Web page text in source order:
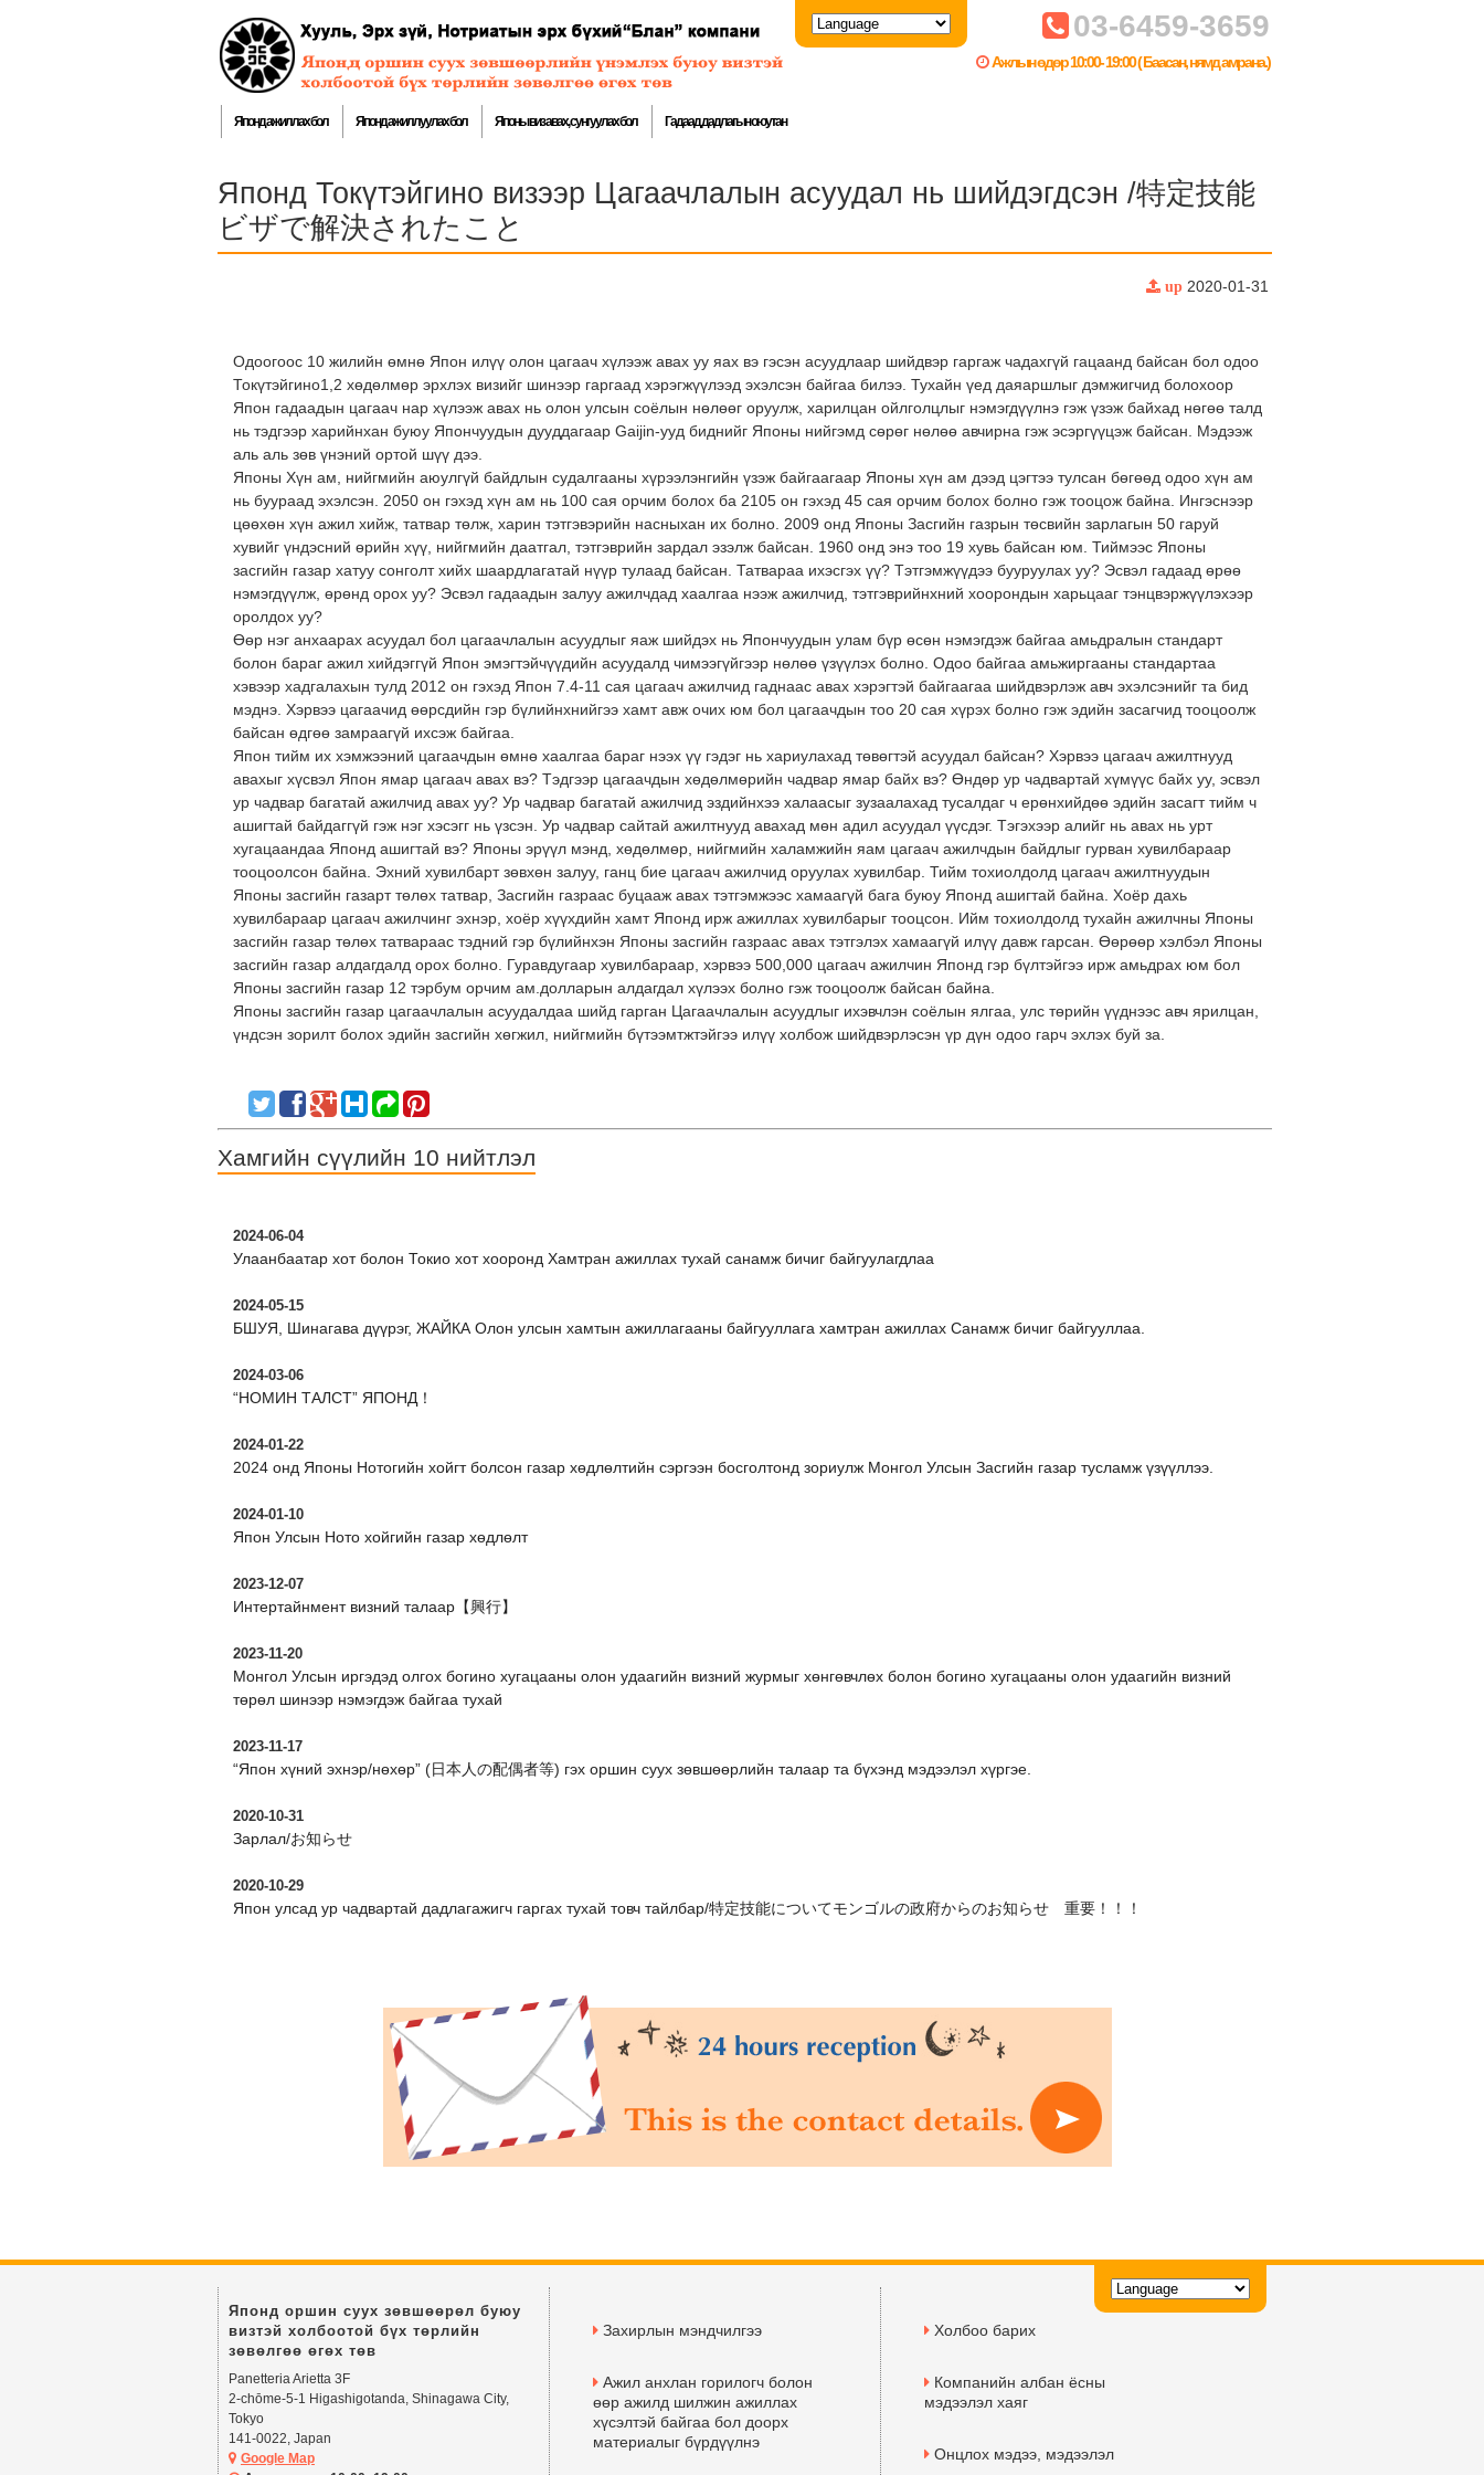
03-6459-3659
Ажлын өдөр 10:00- 19:00 ( Баасан, нямд амрана.)
Японд ажиллах бол Японд ажиллуулах бол Японы виз авах, сунгуулах бол Гадаад дадлагын оюутан
Японд Токүтэйгино визээр Цагаачлалын асуудал нь шийдэгдсэн /特定技能
ビザで解決されたこと
up 2020-01-31
Одоогоос 10 жилийн өмнө Япон илүү олон цагаач хүлээж авах уу яах вэ гэсэн асуудлаар шийдвэр гаргаж чадахгүй гацаанд байсан бол одоо
Токүтэйгино1,2 хөдөлмөр эрхлэх визийг шинээр гаргаад хэрэгжүүлээд эхэлсэн байгаа билээ. Тухайн үед даяаршлыг дэмжигчид болохоор
Япон гадаадын цагаач нар хүлээж авах нь олон улсын соёлын нөлөөг оруулж, харилцан ойлголцлыг нэмэгдүүлнэ гэж үзэж байхад нөгөө талд
нь тэдгээр харийнхан буюу Япончуудын дууддагаар Gaijin-ууд биднийг Японы нийгэмд сөрөг нөлөө авчирна гэж эсэргүүцэж байсан. Мэдээж
аль аль зөв үнэний ортой шүү дээ.
Японы Хүн ам, нийгмийн аюулгүй байдлын судалгааны хүрээлэнгийн үзэж байгаагаар Японы хүн ам дээд цэгтээ тулсан бөгөөд одоо хүн ам
нь буураад эхэлсэн. 2050 он гэхэд хүн ам нь 100 сая орчим болох ба 2105 он гэхэд 45 сая орчим болох болно гэж тооцож байна. Ингэснээр
цөөхөн хүн ажил хийж, татвар төлж, харин тэтгэвэрийн насныхан их болно. 2009 онд Японы Засгийн газрын төсвийн зарлагын 50 гаруй
хувийг үндэсний өрийн хүү, нийгмийн даатгал, тэтгэврийн зардал эзэлж байсан. 1960 онд энэ тоо 19 хувь байсан юм. Тиймээс Японы
засгийн газар хатуу сонголт хийх шаардлагатай нүүр тулаад байсан. Татвараа ихэсгэх үү? Тэтгэмжүүдээ бууруулах уу? Эсвэл гадаад өрөө
нэмэгдүүлж, өрөнд орох уу? Эсвэл гадаадын залуу ажилчдад хаалгаа нээж ажилчид, тэтгэврийнхний хоорондын харьцааг тэнцвэржүүлэхээр
оролдох уу?
Өөр нэг анхаарах асуудал бол цагаачлалын асуудлыг яаж шийдэх нь Япончуудын улам бүр өсөн нэмэгдэж байгаа амьдралын стандарт
болон бараг ажил хийдэггүй Япон эмэгтэйчүүдийн асуудалд чимээгүйгээр нөлөө үзүүлэх болно. Одоо байгаа амьжиргааны стандартаа
хэвээр хадгалахын тулд 2012 он гэхэд Япон 7.4-11 сая цагаач ажилчид гаднаас авах хэрэгтэй байгаагаа шийдвэрлэж авч эхэлсэнийг та бид
мэднэ. Хэрвээ цагаачид өөрсдийн гэр бүлийнхнийгээ хамт авж очих юм бол цагаачдын тоо 20 сая хүрэх болно гэж эдийн засагчид тооцоолж
байсан өдгөө замраагүй ихсэж байгаа.
Япон тийм их хэмжээний цагаачдын өмнө хаалгаа бараг нээх үү гэдэг нь хариулахад төвөгтэй асуудал байсан? Хэрвээ цагаач ажилтнууд
авахыг хүсвэл Япон ямар цагаач авах вэ? Тэдгээр цагаачдын хөдөлмөрийн чадвар ямар байх вэ? Өндөр ур чадвартай хүмүүс байх уу, эсвэл
ур чадвар багатай ажилчид авах уу? Ур чадвар багатай ажилчид эздийнхээ халаасыг зузаалахад тусалдаг ч ерөнхийдөө эдийн засагт тийм ч
ашигтай байдаггүй гэж нэг хэсэгг нь үзсэн. Ур чадвар сайтай ажилтнууд авахад мөн адил асуудал үүсдэг. Тэгэхээр алийг нь авах нь урт
хугацаандаа Японд ашигтай вэ? Японы эрүүл мэнд, хөдөлмөр, нийгмийн халамжийн яам цагаач ажилчдын байдлыг гурван хувилбараар
тооцоолсон байна. Эхний хувилбарт зөвхөн залуу, ганц бие цагаач ажилчид оруулах хувилбар. Тийм тохиолдолд цагаач ажилтнуудын
Японы засгийн газарт төлөх татвар, Засгийн газраас буцааж авах тэтгэмжээс хамаагүй бага буюу Японд ашигтай байна. Хоёр дахь
хувилбараар цагаач ажилчинг эхнэр, хоёр хүүхдийн хамт Японд ирж ажиллах хувилбарыг тооцсон. Ийм тохиолдолд тухайн ажилчны Японы
засгийн газар төлөх татвараас тэдний гэр бүлийнхэн Японы засгийн газраас авах тэтгэлэх хамаагүй илүү давж гарсан. Өөрөөр хэлбэл Японы
засгийн газар алдагдалд орох болно. Гуравдугаар хувилбараар, хэрвээ 500,000 цагаач ажилчин Японд гэр бүлтэйгээ ирж амьдрах юм бол
Японы засгийн газар 12 тэрбум орчим ам.долларын алдагдал хүлээх болно гэж тооцоолж байсан байна.
Японы засгийн газар цагаачлалын асуудалдаа шийд гарган Цагаачлалын асуудлыг ихэвчлэн соёлын ялгаа, улс төрийн үүднээс авч ярилцан,
үндсэн зорилт болох эдийн засгийн хөгжил, нийгмийн бүтээмтжтэйгээ илүү холбож шийдвэрлэсэн үр дүн одоо гарч эхлэх буй за.
Хамгийн сүүлийн 10 нийтлэл
2024-06-04
Улаанбаатар хот болон Токио хот хооронд Хамтран ажиллах тухай санамж бичиг байгуулагдлаа
2024-05-15
БШУЯ, Шинагава дүүрэг, ЖАЙКА Олон улсын хамтын ажиллагааны байгууллага хамтран ажиллах Санамж бичиг байгууллаа.
2024-03-06
“НОМИН ТАЛСТ” ЯПОНД！
2024-01-22
2024 онд Японы Нотогийн хойгт болсон газар хөдлөлтийн сэргээн босголтонд зориулж Монгол Улсын Засгийн газар тусламж үзүүллээ.
2024-01-10
Япон Улсын Ното хойгийн газар хөдлөлт
2023-12-07
Интертайнмент визний талаар【興行】
2023-11-20
Монгол Улсын иргэдэд олгох богино хугацааны олон удаагийн визний журмыг хөнгөвчлөх болон богино хугацааны олон удаагийн визний
төрөл шинээр нэмэгдэж байгаа тухай
2023-11-17
“Япон хүний эхнэр/нөхөр” (日本人の配偶者等) гэх оршин суух зөвшөөрлийн талаар та бүхэнд мэдээлэл хүргэе.
2020-10-31
Зарлал/お知らせ
2020-10-29
Япон улсад ур чадвартай дадлагажигч гаргах тухай товч тайлбар/特定技能についてモンゴルの政府からのお知らせ 重要！！！
Японд оршин суух зөвшөөрөл буюу
визтэй холбоотой бүх төрлийн
зөвөлгөө өгөх төв
Panetteria Arietta 3F
2-chōme-5-1 Higashigotanda, Shinagawa City,
Tokyo
141-0022, Japan
Google Map
Захирлын мэндчилгээ
Ажил анхлан горилогч болон
өөр ажилд шилжин ажиллах
хүсэлтэй байгаа бол доорх
материалыг бүрдүүлнэ
Холбоо барих
Компанийн албан ёсны
мэдээлэл хаяг
Онцлох мэдээ, мэдээлэл